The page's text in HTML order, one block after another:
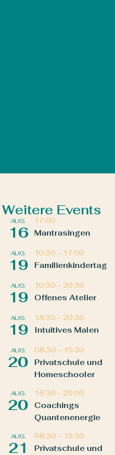
Weitere Events
AUG.
16
17:00
Mantrasingen
AUG.
19
10:30 – 17:00
Familienkindertag
AUG.
19
10:30 – 20:30
Offenes Atelier
AUG.
19
18:30 – 20:30
Intuitives Malen
AUG.
20
08:30 – 15:30
Privatschule und
Homeschooler
AUG.
20
18:30 – 20:00
Coachings
Quantenenergie
AUG.
21
08:30 – 15:30
Privatschule und